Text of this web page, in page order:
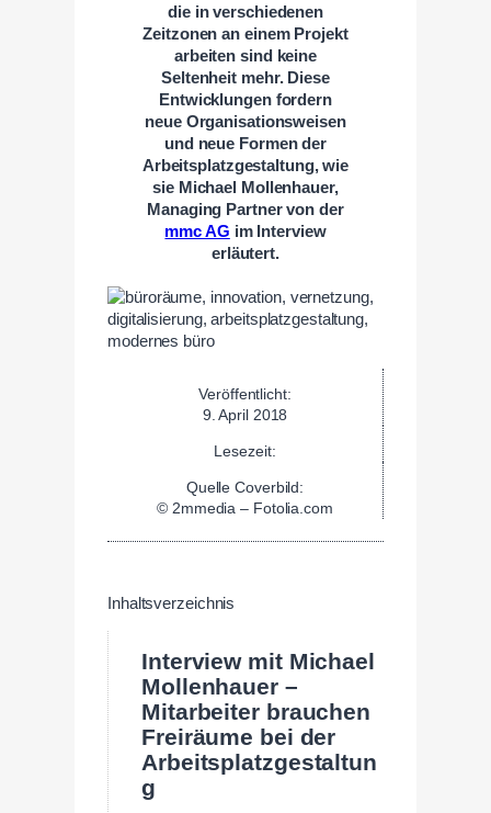
die in verschiedenen
Zeitzonen an einem Projekt
arbeiten sind keine
Seltenheit mehr. Diese
Entwicklungen fordern
neue Organisationsweisen
und neue Formen der
Arbeitsplatzgestaltung, wie
sie Michael Mollenhauer,
Managing Partner von der
mmc AG im Interview
erläutert.
Veröffentlicht:
9. April 2018
Lesezeit:
Quelle Coverbild:
© 2mmedia – Fotolia.com
Inhaltsverzeichnis
Interview mit Michael
Mollenhauer –
Mitarbeiter brauchen
Freiräume bei der
Arbeitsplatzgestaltun
g